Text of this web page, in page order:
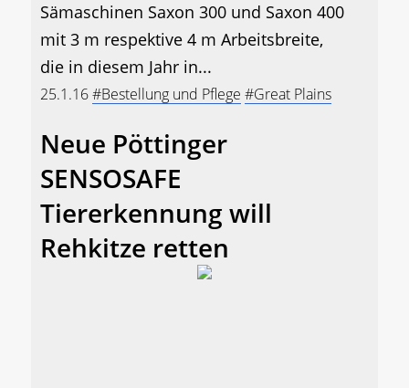
Sämaschinen Saxon 300 und Saxon 400
mit 3 m respektive 4 m Arbeitsbreite,
die in diesem Jahr in...
25.1.16#Bestellung und Pflege #Great Plains
Neue Pöttinger
SENSOSAFE
Tiererkennung will
Rehkitze retten